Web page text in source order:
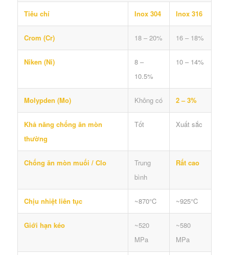
Tiêu chí Inox 304 Inox 316
Crom (Cr) 18 – 20% 16 – 18%
Niken (Ni)
8 –
10.5%
10 – 14%
Molypden (Mo) Không có 2 – 3%
Khả năng chống ăn mòn
thường
Tốt Xuất sắc
Chống ăn mòn muối / Clo
Trung
bình
Rất cao
Chịu nhiệt liên tục ~870°C ~925°C
Giới hạn kéo
~520
MPa
~580
MPa